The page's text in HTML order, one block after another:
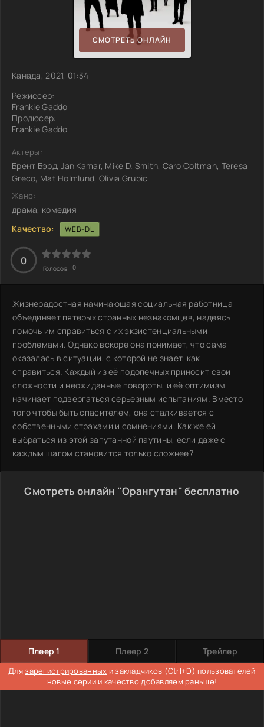
СМОТРЕТЬ ОНЛАЙН
Канада, 2021, 01:34
Режиссер:
Frankie Gaddo
Продюсер:
Frankie Gaddo
Актеры:
Брент Бэрд, Jan Kamar, Mike D. Smith, Caro Coltman, Teresa
Greco, Mat Holmlund, Olivia Grubic
Жанр:
драма, комедия
Качество:
WEB-DL
0
Голосов: 0
Жизнерадостная начинающая социальная работница
объединяет пятерых странных незнакомцев, надеясь
помочь им справиться с их экзистенциальными
проблемами. Однако вскоре она понимает, что сама
оказалась в ситуации, с которой не знает, как
справиться. Каждый из её подопечных приносит свои
сложности и неожиданные повороты, и её оптимизм
начинает подвергаться серьезным испытаниям. Вместо
того чтобы быть спасителем, она сталкивается с
собственными страхами и сомнениями. Как же ей
выбраться из этой запутанной паутины, если даже с
каждым шагом становится только сложнее?
Смотреть онлайн "Орангутан" бесплатно
Плеер 1 Плеер 2 Трейлер
Длязарегистрированных и закладчиков (Ctrl+D) пользователей
новые серии и качество добавляем раньше!